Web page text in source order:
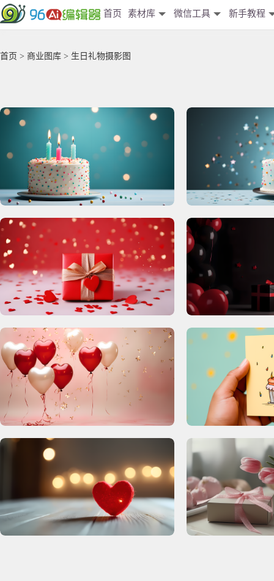
首页 素材库 微信工具 新手教程
首页 > 商业图库 > 生日礼物摄影图